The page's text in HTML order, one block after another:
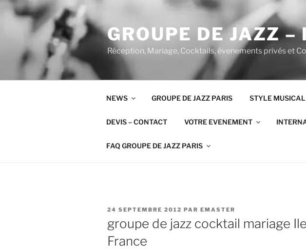
Aller
GROUPE DE JAZZ –
Réception, Mariage, Cocktails, évenements privés et
NEWS GROUPE DE JAZZ PARIS STYLE
DEVIS – CONTACT VOTRE EVENEMENT
FAQ GROUPE DE JAZZ PARIS
PUBLIÉ
24 SEPTEMBRE 2012 PAR EMASTER
groupe de jazz cocktail mariage
France